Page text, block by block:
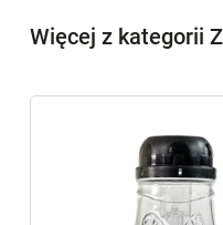
Więcej z kategorii